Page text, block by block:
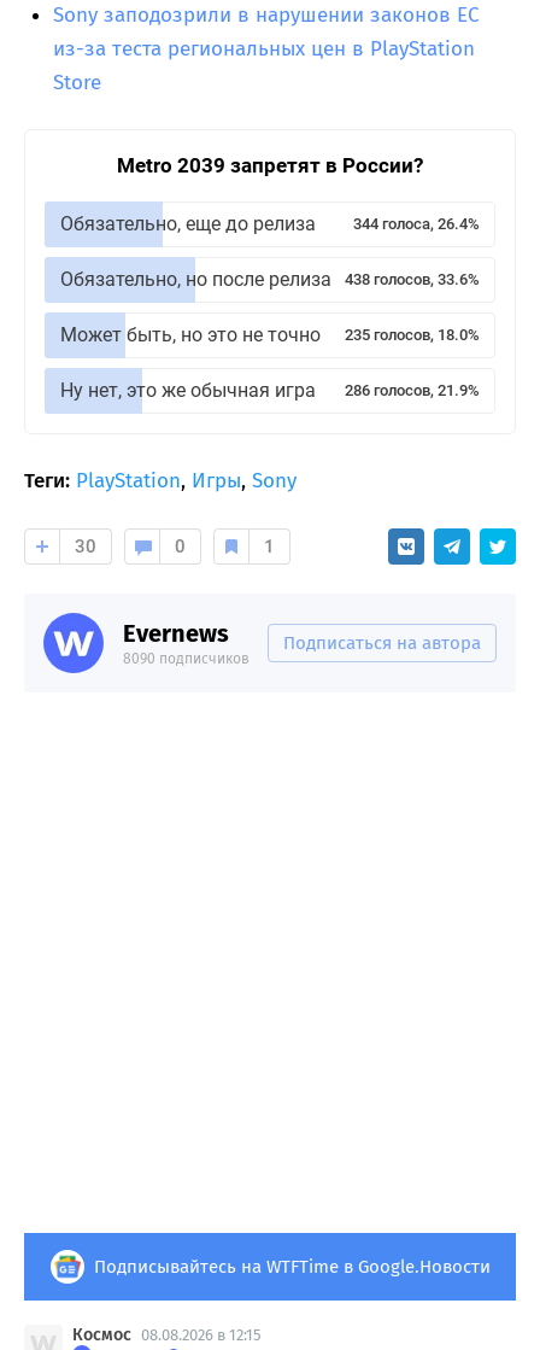
Sony заподозрили в нарушении законов ЕС
из-за теста региональных цен в PlayStation
Store
Metro 2039 запретят в России?
Обязательно, еще до релиза 344 голоса, 26.4%
Обязательно, но после релиза 438 голосов, 33.6%
Может быть, но это не точно 235 голосов, 18.0%
Ну нет, это же обычная игра 286 голосов, 21.9%
Теги: PlayStation, Игры, Sony
30 0 1
Evernews
8090 подписчиков
Подписаться на автора
Подписывайтесь на WTFTime в Google.Новости
Космос 08.08.2026 в 12:15